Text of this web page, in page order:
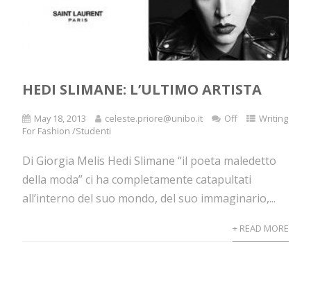
HEDI SLIMANE: L’ULTIMO ARTISTA
May 18, 2013 celeste.priore@unibo.it Off
Writing
For Fashion /Studenti
Di Giorgia Melis Hedi Slimane “il poeta maledetto
della moda” ci ha completamente catapultati
all’interno del suo mondo, del suo immaginario,...
+ READ MORE